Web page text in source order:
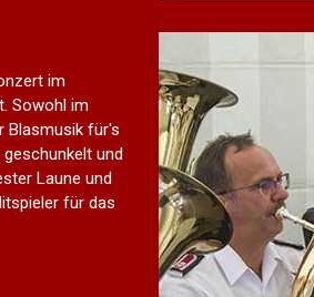
im
Sowohl im
Blasmusik für's
und
Laune und
für das